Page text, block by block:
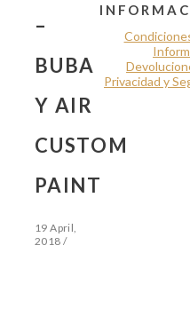
–
BUBA
Y AIR
CUSTOM
PAINT
19 April,
2018 /
Privacidad